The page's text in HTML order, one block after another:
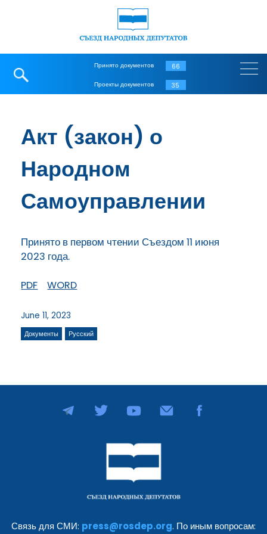
Принято документов 66
Проекты документов 35
Акт (закон) о
Народном
Самоуправлении
Принято в первом чтении Съездом 11 июня
2023 года.
PDF WORD
June 11, 2023
Документы Русский
Связь для СМИ: press@rosdep.org. По иным вопросам: